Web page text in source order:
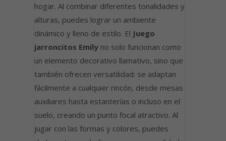
hogar. Al combinar diferentes tonalidades y
alturas, puedes lograr un ambiente
dinámico y lleno de estilo. El Juego
jarroncitos Emilyno solo funcionan como
un elemento decorativo llamativo, sino que
también ofrecen versatilidad: se adaptan
fácilmente a cualquier rincón, desde mesas
auxiliares hasta estanterías o incluso en el
suelo, creando un punto focal atractivo. Al
jugar con las formas y colores, puedes